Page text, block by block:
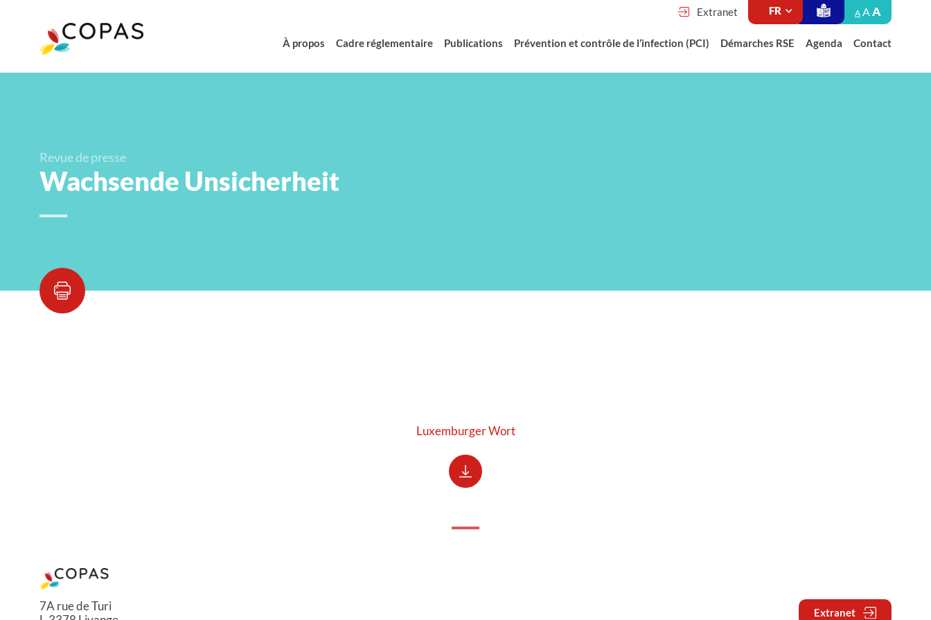
Extranet A AA
À propos Cadre réglementaire Publications Prévention et contrôle de l’infection (PCI) Démarches RSE Agenda Contact
Revue de presse
Wachsende Unsicherheit
Luxemburger Wort
7A rue de Turi
Extranet